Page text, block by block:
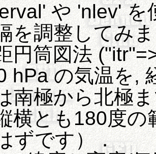
や 'nlev' を
を調整してみ
円筒図法
hPa の気温を,
南極から北極
横とも180度の
ずです）．